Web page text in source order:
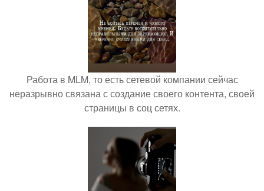
Работа в MLM, то есть сетевой компании сейчас
неразрывно связана с создание своего контента, своей
страницы в соц сетях.